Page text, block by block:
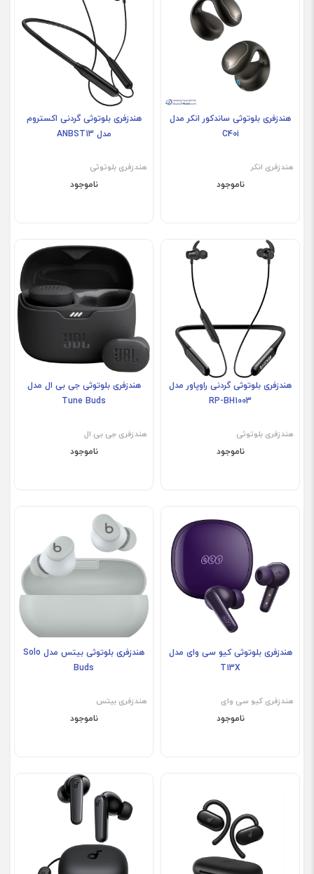
هندزفری بلوتوثی ساندکور انکر مدل
C40i
هندزفری انکر
ناموجود
هندزفری بلوتوثی گردنی اکستروم
مدل ANBST13
هندزفری بلوتوثی
ناموجود
هندزفری بلوتوثی گردنی راوپاور مدل
RP-BH1003
هندزفری بلوتوثی
ناموجود
هندزفری بلوتوثی جی بی ال مدل
Tune Buds
هندزفری جی بی ال
ناموجود
هندزفری بلوتوثی کیو سی وای مدل
T13X
هندزفری کیو‌ سی وای
ناموجود
هندزفری بلوتوثی بیتس مدل Solo
Buds
هندزفری بیتس
ناموجود